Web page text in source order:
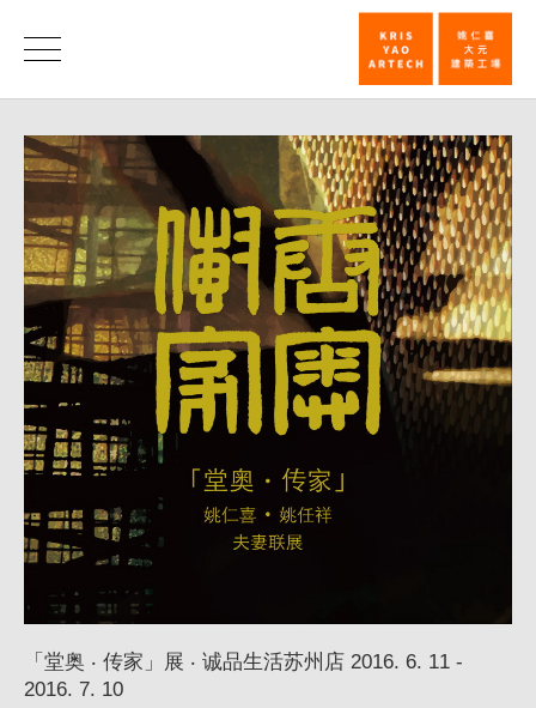
「堂
奥
‧
传
家」
展
‧
诚
品
生
11
消
息
「堂奥 ‧ 传家」展 ‧ 诚品生活苏州店 2016. 6. 11 -
2016. 7. 10